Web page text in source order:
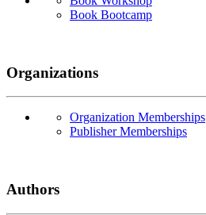
Book Bootcamp
Organizations
Organization Memberships
Publisher Memberships
Authors